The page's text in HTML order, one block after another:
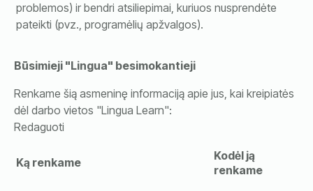
problemos) ir bendri atsiliepimai, kuriuos nusprendėte
pateikti (pvz., programėlių apžvalgos).
Būsimieji "Lingua" besimokantieji
Renkame šią asmeninę informaciją apie jus, kai kreipiatės
dėl darbo vietos "Lingua Learn":
Redaguoti
Ką renkame
Kodėl ją
renkame